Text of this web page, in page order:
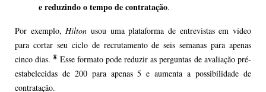
e reduzindo o tempo de contratação.
Por exemplo,Hilton usou uma plataforma de entrevistas em vídeo
para cortar seu ciclo de recrutamento de seis semanas para apenas
cinco dias.8 Esse formato pode reduzir as perguntas de avaliação pré-
estabelecidas de 200 para apenas 5 e aumenta a possibilidade de
contratação.